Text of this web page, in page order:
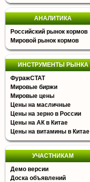
АНАЛИТИКА
Российский рынок кормов
Мировой рынок кормов
ИНСТРУМЕНТЫ РЫНКА
ФуражСТАТ
Мировые биржи
Мировые цены
Цены на масличные
Цены на зерно в России
Цены на АК в Китае
Цены на витамины в Китае
УЧАСТНИКАМ
Демо версии
Доска объявлений